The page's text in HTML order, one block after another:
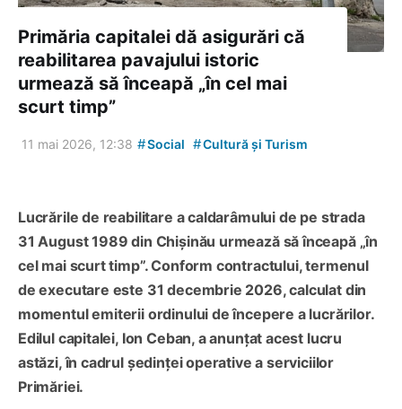
Primăria capitalei dă asigurări că
reabilitarea pavajului istoric
urmează să înceapă „în cel mai
scurt timp”
11 mai 2026, 12:38 #Social #Cultură și Turism
Lucrările de reabilitare a caldarâmului de pe strada
31 August 1989 din Chișinău urmează să înceapă „în
cel mai scurt timp”. Conform contractului, termenul
de executare este 31 decembrie 2026, calculat din
momentul emiterii ordinului de începere a lucrărilor.
Edilul capitalei, Ion Ceban, a anunțat acest lucru
astăzi, în cadrul ședinței operative a serviciilor
Primăriei.